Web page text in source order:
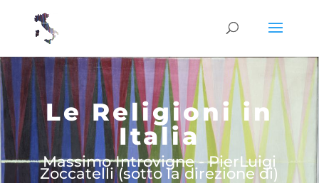
Le Religioni in
Italia
Massimo Introvigne - PierLuigi
Zoccatelli (sotto la direzione di)